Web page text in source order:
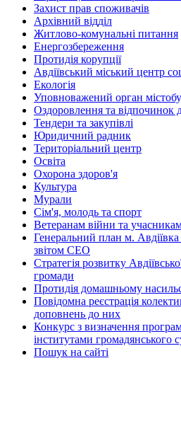
Захист прав споживачів
Архівний відділ
Житлово-комунальні питання
Енергозбереження
Протидія корупції
Авдіївський міський центр
Екологія
Уповноважений орган
Оздоровлення та відпочинок
Тендери та закупівлі
Юридичний радник
Територіальний центр
Освіта
Охорона здоров'я
Культура
Мурали
Сім'я, молодь та спорт
Ветеранам війни та
Генеральний план м.
звітом СЕО
Стратегія розвитку
громади
Протидія домашньому
Повідомна реєстрація
доповнень до них
Конкурс з визначення
інститутами громадянського
Пошук на сайті